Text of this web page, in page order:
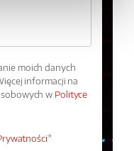
moich danych
informacji na
w Polityce
*